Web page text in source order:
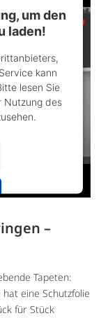
um den
laden!
kann
lesen Sie
Nutzung des
–
Tapeten:
eine Schutzfolie
für Stück